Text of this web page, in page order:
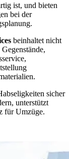
ist, und bieten
bei der
beinhaltet nicht
sicher
unterstützt
für Umzüge.